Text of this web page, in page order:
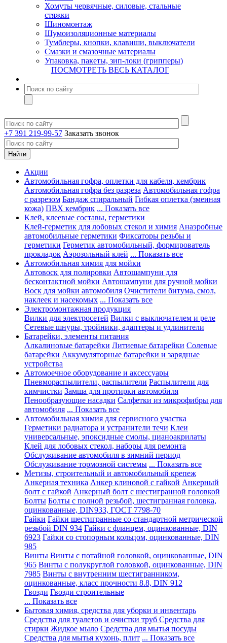
Хомуты червячные, силовые, стальные
стяжки
Шиномонтаж
Шумоизоляционные материалы
Тумблеры, кнопки, клавиши, выключатели
Смазки и смазочные материалы
Упаковка, пакеты, зип-локи (грипперы)
ПОСМОТРЕТЬ ВЕСЬ КАТАЛОГ
+7 391 219-99-57 Заказать звонок
Акции
Автомобильная гофра, оплетки для кабеля, кембрик
Автомобильная гофра без разреза Автомобильная гофра
с разрезом Бандаж спиральный Гибкая оплетка (змеиная
кожа) ПВХ кембрик ... Показать все
Клей, клеевые составы, герметики
Клей-герметик для лобовых стекол и химия Анаэробные
автомобильные герметики Фиксаторы резьбы и
герметики Герметик автомобильный, формирователь
прокладок Аэрозольный клей ... Показать все
Автомобильная химия для мойки
Автовоск для полировки Автошампуни для
бесконтактной мойки Автошампуни для ручной мойки
Воск для мойки автомобиля Очистители битума, смол,
наклеек и насекомых ... Показать все
Электромонтажная продукция
Вилки для электросетей Вилки с выключателем и реле
Сетевые шнуры, тройники, адаптеры и удлинители
Батарейки, элементы питания
Алкалиновые батарейки Литиевые батарейки Солевые
батарейки Аккумуляторные батарейки и зарядные
устройства
Автомоечное оборудование и аксессуары
Пневмораспылители, распылители Распылители для
химчистки Замша для протирки автомобиля
Пенообразующие насадки Салфетки из микрофибры для
автомобиля ... Показать все
Автомобильная химия для сервисного участка
Герметики радиатора и устранители течи Клеи
универсальные, эпоксидные смолы, цианоакрилаты
Клей для лобовых стекол, наборы для ремонта
Обслуживание автомобиля в зимний период
Обслуживание тормозной системы ... Показать все
Метизы, строительный и автомобильный крепеж
Анкерная техника Анкер клиновой с гайкой Анкерный
болт с гайкой Анкерный болт с шестигранной головкой
Болты Болты с полной резьбой, шестигранная головка,
оцинкованные, DIN933, ГОСТ 7798-70
Гайки Гайки шестигранные со стандартной метрической
резьбой DIN 934 Гайки с фланцем, оцинкованные, DIN
6923 Гайки со стопорным кольцом, оцинкованные, DIN
985
Винты Винты с потайной головкой, оцинкованные, DIN
965 Винты с полукруглой головкой, оцинкованные, DIN
7985 Винты с внутренним шестигранником,
оцинкованные, класс прочности 8.8, DIN 912
Гвозди Гвозди строительные
... Показать все
Бытовая химия, средства для уборки и инвентарь
Средства для туалетов и очистки труб Средства для
стирки Жидкое мыло Средства для мытья посуды
Средства для мытья кухонь, плит ... Показать все